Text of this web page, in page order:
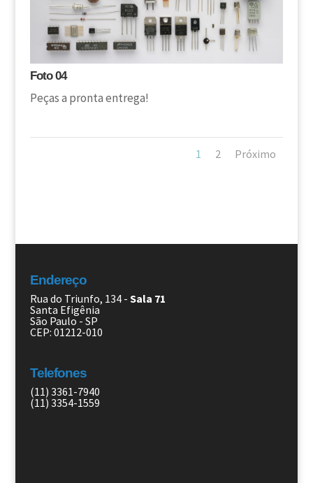
Foto 04
Peças a pronta entrega!
1 2 Próximo
Endereço
Rua do Triunfo, 134 - Sala 71
Santa Efigênia
São Paulo - SP
CEP: 01212-010
Telefones
(11) 3361-7940
(11) 3354-1559